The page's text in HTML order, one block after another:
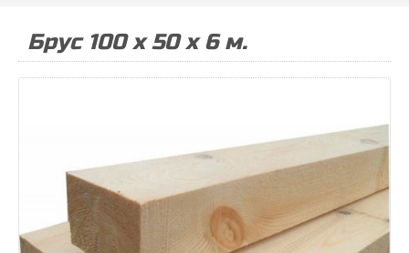
Брус 100 х 50 х 6 м.